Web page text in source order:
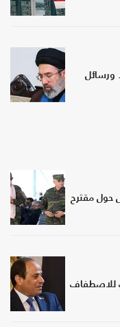
ورسائل
حول مقترح
للاصطفاف